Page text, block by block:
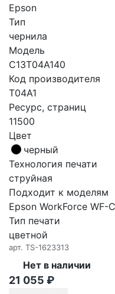
Epson
Тип
чернила
Модель
C13T04A140
Код производителя
T04A1
Ресурс, страниц
11500
Цвет
черный
Технология печати
струйная
Подходит к моделям
Epson WorkForce WF-
Тип печати
цветной
арт. TS-1623313
Нет в наличии
21 055 ₽